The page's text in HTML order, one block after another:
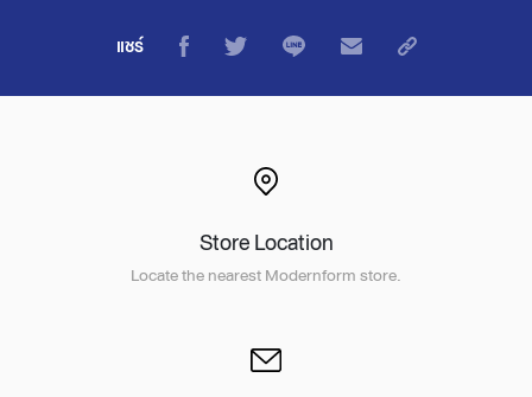
แชร์
Store Location
Locate the nearest Modernform store.